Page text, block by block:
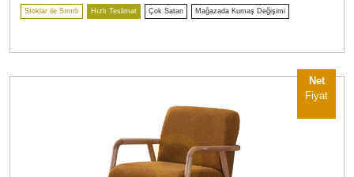
Stoklar ile Sınırlı Hızlı Teslimat Çok Satan Mağazada Kumaş Değişimi
Net
Fiyat